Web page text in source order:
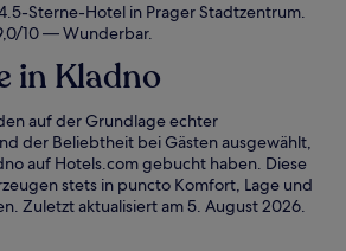
Sterne-Hotel in Prager Stadtzentrum.
10 — Wunderbar.
in Kladno
auf der Grundlage echter
der Beliebtheit bei Gästen ausgewählt,
auf Hotels.com gebucht haben. Diese
stets in puncto Komfort, Lage und
Zuletzt aktualisiert am5. August 2026.